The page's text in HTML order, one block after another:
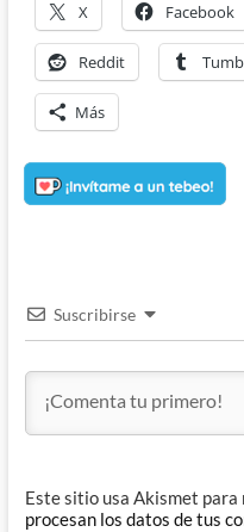
X Facebook
Reddit
Más
Suscribirse
Este sitio usa Akismet para
procesan los datos de tus